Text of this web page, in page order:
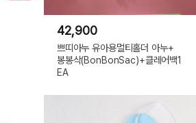
42,900
쁘띠아누 유아용멀티홀더 아누+
봉봉삭(BonBonSac)+클레어백1
EA